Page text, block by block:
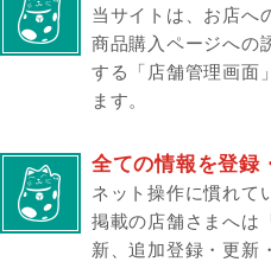
当サイトは、お店へ
商品購入ページへの
する「店舗管理画面
ます。
全ての情報を登録
ネット操作に慣れて
掲載の店舗さまへは
新、追加登録・更新